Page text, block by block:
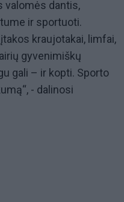
valomės dantis,
ir sportuoti.
kraujotakai, limfai,
gyvenimiškų
gali – ir kopti. Sporto
- dalinosi